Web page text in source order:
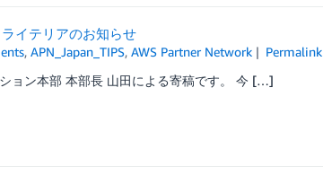
イテリアのお知らせ
,APN_Japan_TIPS,AWS Partner Network Permalink
ョン本部 本部長 山田による寄稿です。 今 […]